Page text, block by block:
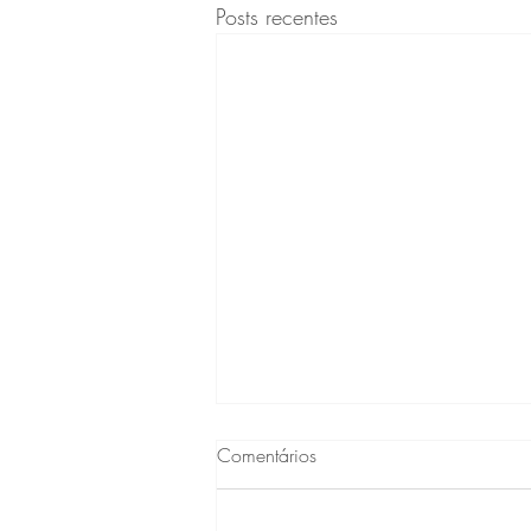
Posts recentes
Comentários